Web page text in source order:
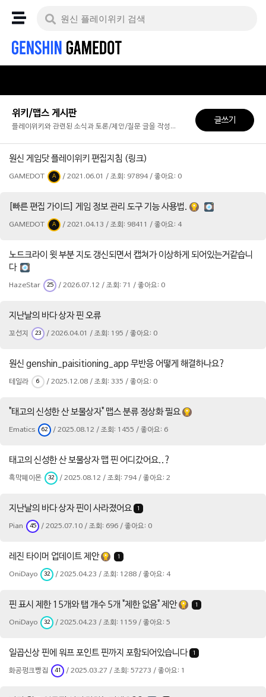
위키/맵스 게시판
플레이위키와 관련된 소식과 토론/제안/질문 글을 작성하고 조회할 수 있습니다.
글쓰기
원신 게임닷 플레이위키 편집지침 (링크)
GAMEDOT A / 2021.06.01 / 조회: 97894 / 좋아요: 0
[빠른 편집 가이드] 게임 정보 관리 도구 기능 사용법.
GAMEDOT A / 2021.04.13 / 조회: 98411 / 좋아요: 4
노드크라이 윗 부분 지도 갱신되면서 캡쳐가 이상하게 되어있는거같습니
다
HazeStar 25 / 2026.07.12 / 조회: 71 / 좋아요: 0
지난날의 바다 상자 핀 오류
꼬선지 23 / 2026.04.01 / 조회: 195 / 좋아요: 0
원신 genshin_paisitioning_app 무반응 어떻게 해결하나요?
테일라 6 / 2025.12.08 / 조회: 335 / 좋아요: 0
"태고의 신성한 산 보물상자" 맵스 분류 정상화 필요
Ematics 62 / 2025.08.12 / 조회: 1455 / 좋아요: 6
태고의 신성한 산 보물상자 맵 핀 어디갔어요..?
흑막페이몬 32 / 2025.08.12 / 조회: 794 / 좋아요: 2
지난날의 바다 상자 핀이 사라졌어요 1
Pian 45 / 2025.07.10 / 조회: 696 / 좋아요: 0
레진 타이머 업데이트 제안 1
OniDayo 32 / 2025.04.23 / 조회: 1288 / 좋아요: 4
핀 표시 제한 15개와 탭 개수 5개 "제한 없음" 제안 1
OniDayo 32 / 2025.04.23 / 조회: 1159 / 좋아요: 5
일곱신상 핀에 워프 포인트 핀까지 포함되어있습니다 1
화공펑크빵집 41 / 2025.03.27 / 조회: 57273 / 좋아요: 1